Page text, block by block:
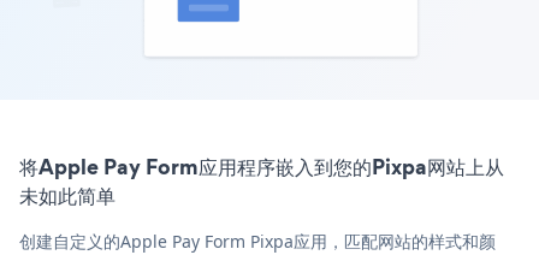
将Apple Pay Form应用程序嵌入到您的Pixpa网站上从
未如此简单
创建自定义的Apple Pay Form Pixpa应用，匹配网站的样式和颜